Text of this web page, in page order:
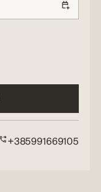
+385991669105